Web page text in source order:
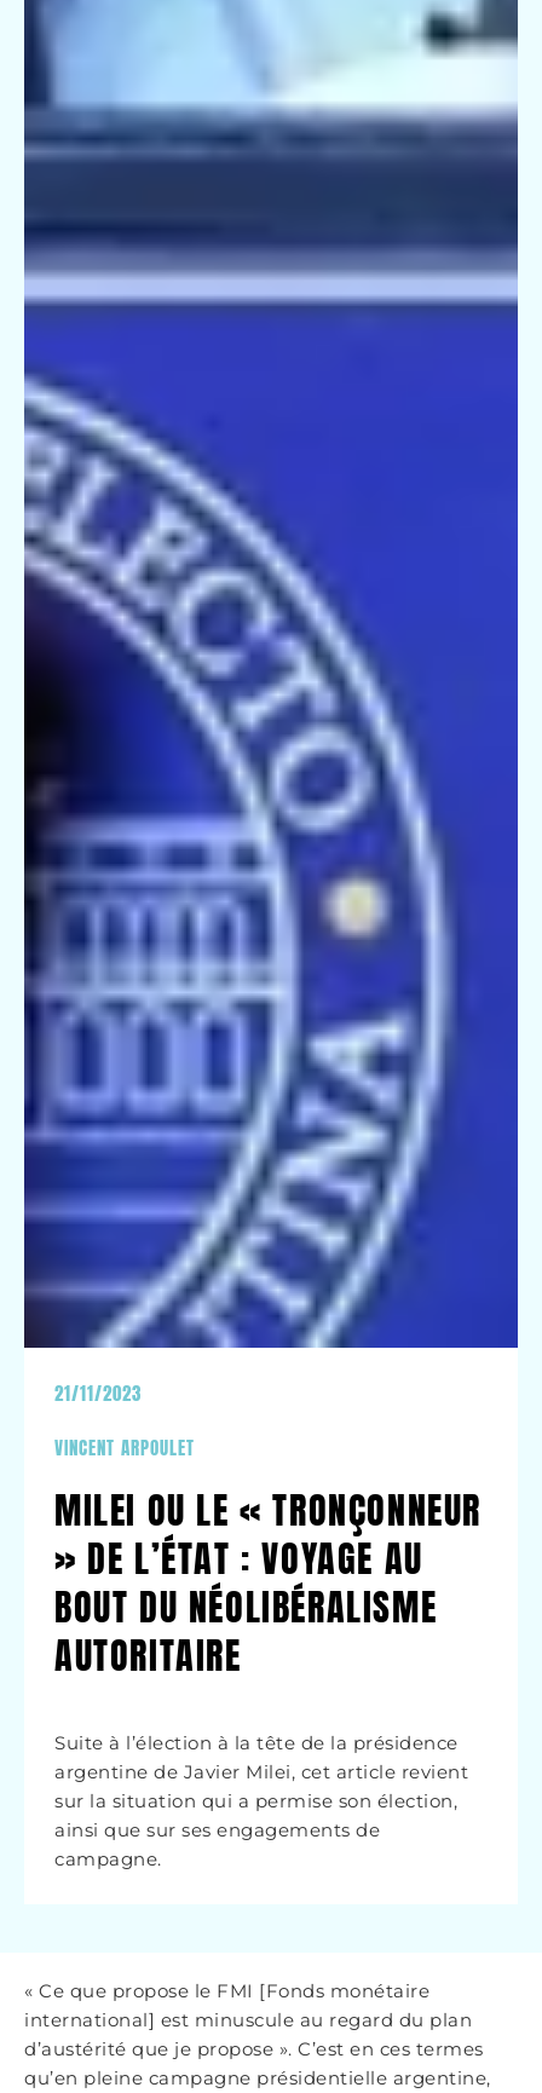
21/11/2023
VINCENT ARPOULET
MILEI OU LE « TRONÇONNEUR
» DE L’ÉTAT : VOYAGE AU
BOUT DU NÉOLIBÉRALISME
AUTORITAIRE
Suite à l’élection à la tête de la présidence
argentine de Javier Milei, cet article revient
sur la situation qui a permise son élection,
ainsi que sur ses engagements de
campagne.
« Ce que propose le FMI [Fonds monétaire
international] est minuscule au regard du plan
d’austérité que je propose ». C’est en ces termes
qu’en pleine campagne présidentielle argentine,